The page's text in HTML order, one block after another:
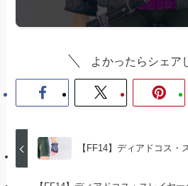
よかったらシェア
【FF14】ディアドコス